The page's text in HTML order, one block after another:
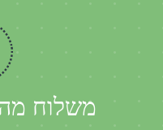
משלוח